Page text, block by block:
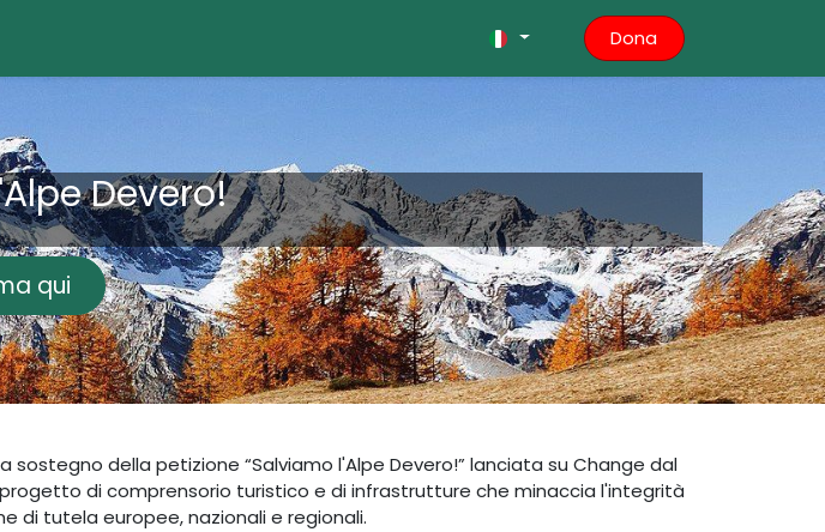
Dona
Devero!
qui
a sostegno della petizione “Salviamo l'Alpe Devero!” lanciata su Change dal
progetto di comprensorio turistico e di infrastrutture che minaccia l'integrità
di tutela europee, nazionali e regionali.